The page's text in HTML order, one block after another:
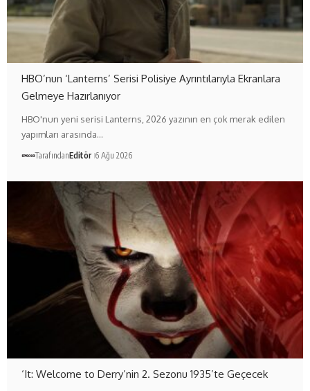
HBO’nun ‘Lanterns’ Serisi Polisiye Ayrıntılarıyla Ekranlara
Gelmeye Hazırlanıyor
HBO'nun yeni serisi Lanterns, 2026 yazının en çok merak edilen
yapımları arasında…
TarafındanEditör 6 Ağu 2026
‘It: Welcome to Derry’nin 2. Sezonu 1935’te Geçecek